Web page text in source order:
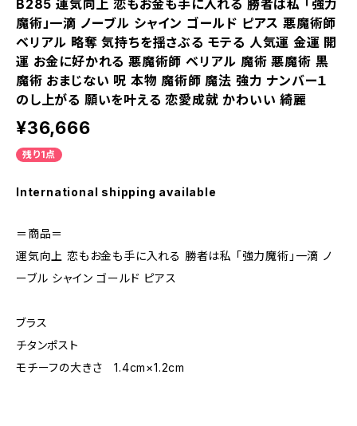
B285 運気向上 恋もお金も手に入れる 勝者は私 「強力
魔術」一滴 ノーブル シャイン ゴールド ピアス 悪魔術師
ベリアル 略奪 気持ちを揺さぶる モテる 人気運 金運 開
運 お金に好かれる 悪魔術師 ベリアル 魔術 悪魔術 黒
魔術 おまじない 呪 本物 魔術師 魔法 強力 ナンバー１
のし上がる 願いを叶える 恋愛成就 かわいい 綺麗
¥36,666
残り1点
International shipping available
＝商品＝
運気向上 恋もお金も手に入れる 勝者は私 「強力魔術」一滴 ノ
ーブル シャイン ゴールド ピアス
ブラス
チタンポスト
モチーフの大きさ 1.4cm×1.2cm